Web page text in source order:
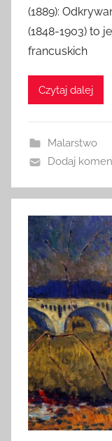
(1889):
(1848-1903) to
francuskich
Czytaj dalej
Malarstwo
Dodaj